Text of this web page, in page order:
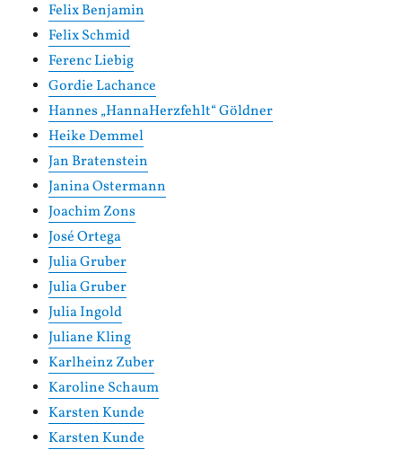
Felix Benjamin
Felix Schmid
Ferenc Liebig
Gordie Lachance
Hannes „HannaHerzfehlt“ Göldner
Heike Demmel
Jan Bratenstein
Janina Ostermann
Joachim Zons
José Ortega
Julia Gruber
Julia Gruber
Julia Ingold
Juliane Kling
Karlheinz Zuber
Karoline Schaum
Karsten Kunde
Karsten Kunde